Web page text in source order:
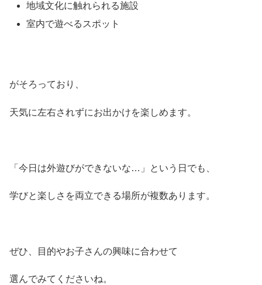
地域文化に触れられる施設
室内で遊べるスポット
がそろっており、
天気に左右されずにお出かけを楽しめます。
「今日は外遊びができないな…」という日でも、
学びと楽しさを両立できる場所が複数あります。
ぜひ、目的やお子さんの興味に合わせて
選んでみてくださいね。